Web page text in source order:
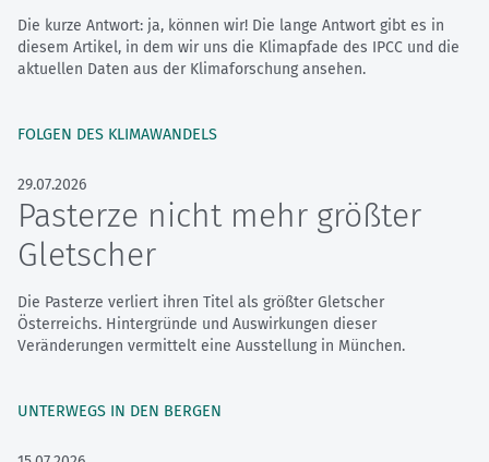
Die kurze Antwort: ja, können wir! Die lange Antwort gibt es in
diesem Artikel, in dem wir uns die Klimapfade des IPCC und die
aktuellen Daten aus der Klimaforschung ansehen.
FOLGEN DES KLIMAWANDELS
29.07.2026
Pasterze nicht mehr größter
Gletscher
Die Pasterze verliert ihren Titel als größter Gletscher
Österreichs. Hintergründe und Auswirkungen dieser
Veränderungen vermittelt eine Ausstellung in München.
UNTERWEGS IN DEN BERGEN